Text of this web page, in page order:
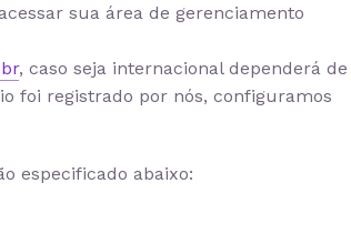
sua área de gerenciamento
, caso seja internacional dependerá de
foi registrado por nós, configuramos
especificado abaixo: